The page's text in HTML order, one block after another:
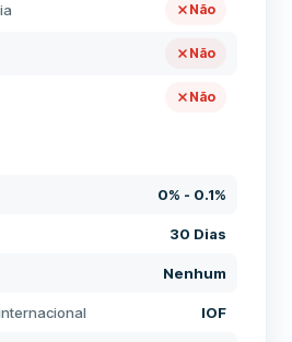
Não
Não
Não
0% - 0.1%
30 Dias
Nenhum
IOF